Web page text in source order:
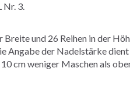
Nr. 3.
und 26 Reihen in der
Angabe der Nadelstärke dient
cm weniger Maschen als